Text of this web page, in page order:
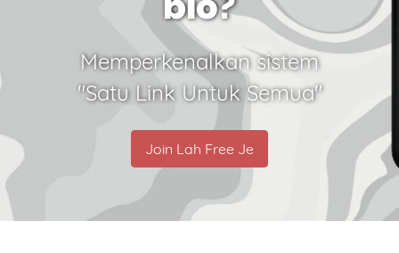
Memperkenalkan sistem
"Satu Link Untuk Semua"
Join Lah Free Je